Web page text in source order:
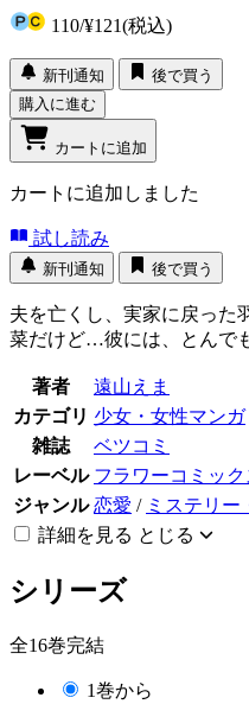
110/¥121(税込)
新刊通知
後で買う
購入に進む
カートに追加
カートに追加しました
試し読み
新刊通知 後で買う
夫を亡くし、実家に戻った
菜だけど…彼には、とんで
著者
遠山えま
カテゴリ 少女・女性マンガ
雑誌
ベツコミ
レーベル フラワーコミック
ジャンル 恋愛 / ミステリー
詳細を見る とじる
シリーズ
全16巻完結
1巻から